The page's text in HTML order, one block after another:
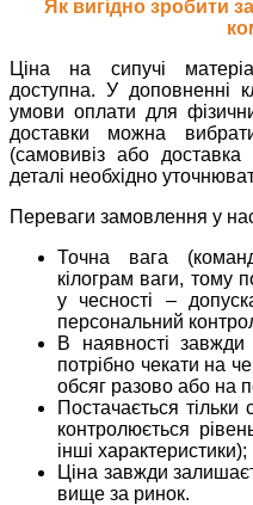
Як вигідно зробити
Ціна на сипучі
доступна. У доповненні
умови оплати для
доставки можна
(самовивіз або
деталі необхідно
Переваги замовлення у
Точна вага
кілограм ваги, тому
у чесності –
персональний
В наявності
потрібно чекати на
обсяг разово або на
Постачається
контролюється
інші характеристики);
Ціна завжди
вище за ринок.